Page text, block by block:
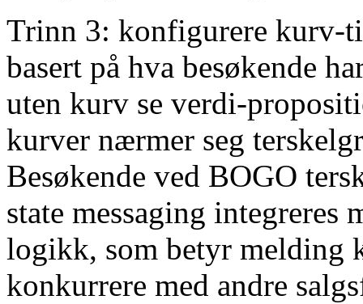
Trinn 3: konfigurere kurv-
basert på hva besøkende
uten kurv se verdi-
kurver nærmer seg
Besøkende ved BOGO
state messaging
logikk, som betyr melding
konkurrere med andre